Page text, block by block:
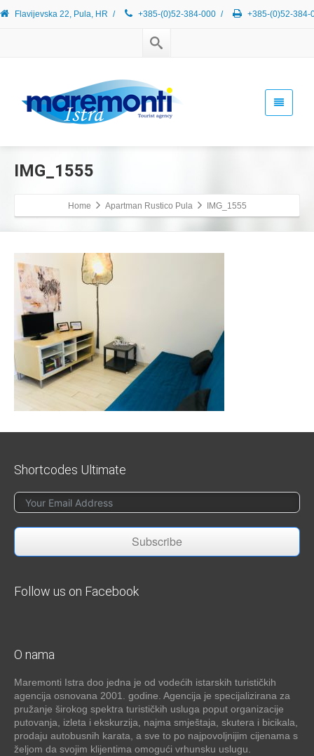
Flavijevska 22, Pula, HR / +385-(0)52-384-000 / +385-(0)52-
IMG_1555
Home Apartman Rustico Pula IMG_1555
Shortcodes Ultimate
Subscribe
Follow us on Facebook
O nama
Maremonti Istra doo jedna je od vodećih istarskih turističkih
agencija osnovana 2001. godine. Agencija je specijalizirana za
pružanje širokog spektra turističkih usluga poput organizacije
putovanja, izleta i ekskurzija, najma smještaja, skutera i bicikala,
prodaju autobusnih karata, a sve to po najpovoljnijim cijenama s
željom da svojim klijentima omogući vrhunsku uslugu.